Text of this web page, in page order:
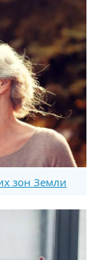
зон Земли